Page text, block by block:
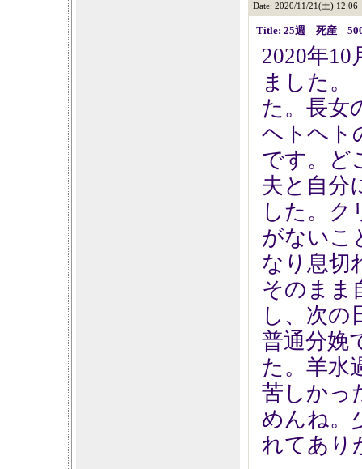
Date: 2020/11/21(土) 12:06
Title: 25週 死産
2020年
ました
た。長女
ヘトヘト
です。ど
夫と自分
した。ク
がないこ
なり息切
そのまま
し、次の
普通分娩
た。羊水
苦しかっ
めんね。
れてあり